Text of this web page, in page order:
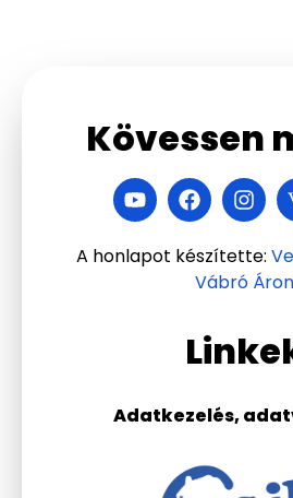
Adatkezelés,
Kövessen
A honlapot készítette:
Vábró Áron